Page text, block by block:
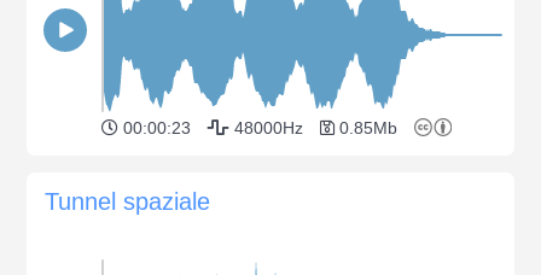
00:00:23 48000Hz 0.85Mb
Tunnel spaziale